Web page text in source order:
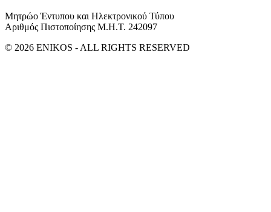
Μητρώο Έντυπου και Ηλεκτρονικού Τύπου
Αριθμός Πιστοποίησης Μ.Η.Τ. 242097
© 2026 ENIKOS - ALL RIGHTS RESERVED